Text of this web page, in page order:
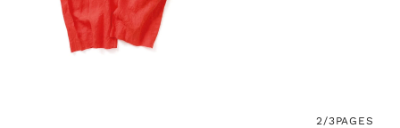
2/3PAGES